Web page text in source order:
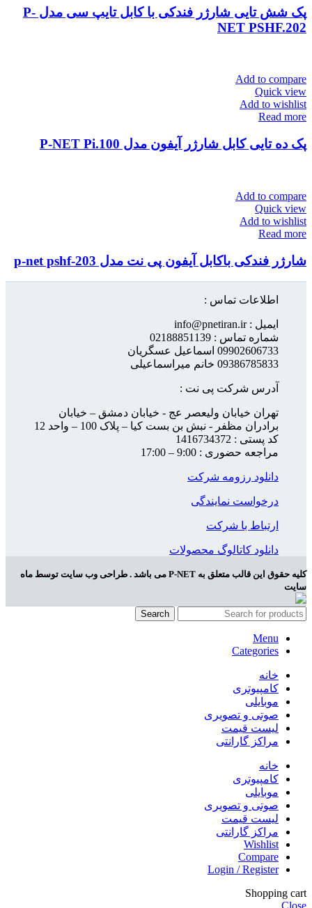
پک شش تایی شارژر فندکی با کابل تایپ سی مدل P-
NET PSHF.202
Add to compare
Quick view
Add to wishlist
Read more
پک ده تایی کابل شارژر آیفون مدل P-NET Pi.100
Add to compare
Quick view
Add to wishlist
Read more
شارژر فندکی باکابل آیفون پی نت مدل 203-p-net pshf
اطلاعات تماس :
ایمیل : info@pnetiran.ir
شماره تماس : 02188851139
09902606733 اسماعیل عسگریان
09386785833 خانم میراسماعیلی
آدرس شرکت پی نت :
تهران خیابان ولیعصر عج - خیابان دمشق – خیابان
برادران مظفر - نبش بن بست کیا – پلاک 100 – واحد 12
کد پستی : 1416734372
مراجعه حضوری : 9:00 – 17:00
دانلود رزومه شرکت
درخواست نمایندگی
ارتباط با شرکت
دانلود کاتالوگ محصولات
کلیه حقوق این قالب متعلق به P-NET می باشد . طراحی وب سایت توسط ماه
سایت
Search
Menu
Categories
خانه
کامپیوتری
موبایلی
صوتی و تصویری
لیست قیمت
مراکز گارانتی
خانه
کامپیوتری
موبایلی
صوتی و تصویری
لیست قیمت
مراکز گارانتی
Wishlist
Compare
Login / Register
Shopping cart